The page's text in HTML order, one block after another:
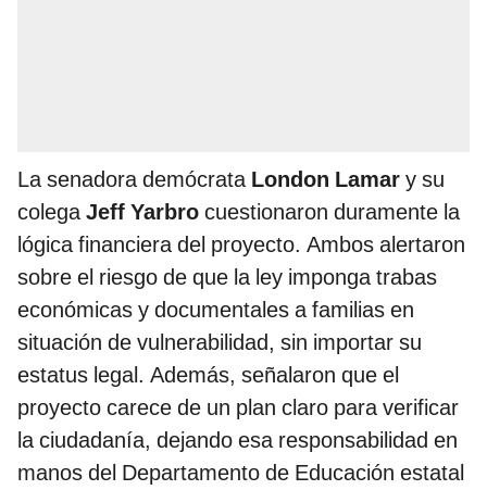
La senadora demócrata London Lamar y su
colegaJeff Yarbro cuestionaron duramente la
lógica financiera del proyecto. Ambos alertaron
sobre el riesgo de que la ley imponga trabas
económicas y documentales a familias en
situación de vulnerabilidad, sin importar su
estatus legal. Además, señalaron que el
proyecto carece de un plan claro para verificar
la ciudadanía, dejando esa responsabilidad en
manos del Departamento de Educación estatal